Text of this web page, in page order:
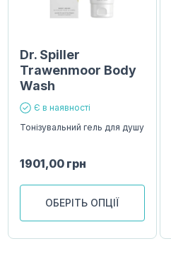
Dr. Spiller
Trawenmoor Body
Wash
Є в наявності
Тонізувальний гель для душу
1901,00 грн
ОБЕРІТЬ ОПЦІЇ